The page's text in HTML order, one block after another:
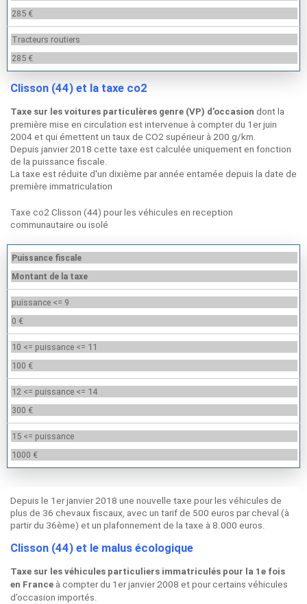
285 €
Tracteurs routiers
285 €
Clisson (44) et la taxe co2
Taxe sur les voitures particulères genre (VP) d’occasion dont la
première mise en circulation est intervenue à compter du 1er juin
2004 et qui émettent un taux de CO2 supérieur à 200 g/km.
Depuis janvier 2018 cette taxe est calculée uniquement en fonction
de la puissance fiscale.
La taxe est réduite d'un dixième par année entamée depuis la date de
première immatriculation
Taxe co2 Clisson (44) pour les véhicules en reception
communautaire ou isolé
Puissance fiscale
Montant de la taxe
puissance <= 9
0 €
10 <= puissance <= 11
100 €
12 <= puissance <= 14
300 €
15 <= puissance
1000 €
Depuis le 1er janvier 2018 une nouvelle taxe pour les véhicules de
plus de 36 chevaux fiscaux, avec un tarif de 500 euros par cheval (à
partir du 36ème) et un plafonnement de la taxe à 8.000 euros.
Clisson (44) et le malus écologique
Taxe sur les véhicules particuliers immatriculés pour la 1e fois
en France à compter du 1er janvier 2008 et pour certains véhicules
d’occasion importés.